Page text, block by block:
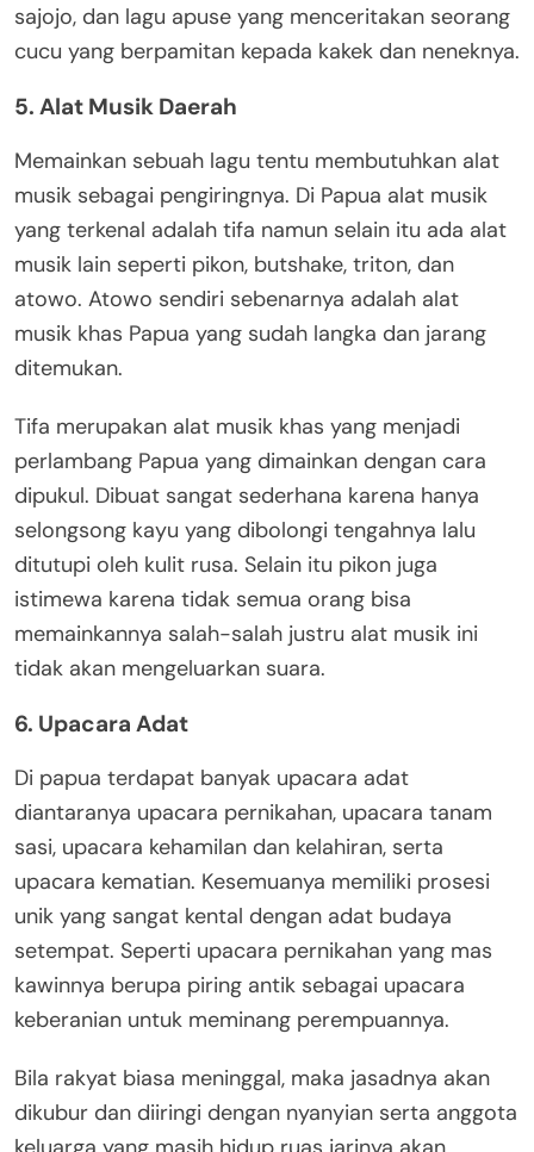
sajojo, dan lagu apuse yang menceritakan seorang
cucu yang berpamitan kepada kakek dan neneknya.
5. Alat Musik Daerah
Memainkan sebuah lagu tentu membutuhkan alat
musik sebagai pengiringnya. Di Papua alat musik
yang terkenal adalah tifa namun selain itu ada alat
musik lain seperti pikon, butshake, triton, dan
atowo. Atowo sendiri sebenarnya adalah alat
musik khas Papua yang sudah langka dan jarang
ditemukan.
Tifa merupakan alat musik khas yang menjadi
perlambang Papua yang dimainkan dengan cara
dipukul. Dibuat sangat sederhana karena hanya
selongsong kayu yang dibolongi tengahnya lalu
ditutupi oleh kulit rusa. Selain itu pikon juga
istimewa karena tidak semua orang bisa
memainkannya salah-salah justru alat musik ini
tidak akan mengeluarkan suara.
6. Upacara Adat
Di papua terdapat banyak upacara adat
diantaranya upacara pernikahan, upacara tanam
sasi, upacara kehamilan dan kelahiran, serta
upacara kematian. Kesemuanya memiliki prosesi
unik yang sangat kental dengan adat budaya
setempat. Seperti upacara pernikahan yang mas
kawinnya berupa piring antik sebagai upacara
keberanian untuk meminang perempuannya.
Bila rakyat biasa meninggal, maka jasadnya akan
dikubur dan diiringi dengan nyanyian serta anggota